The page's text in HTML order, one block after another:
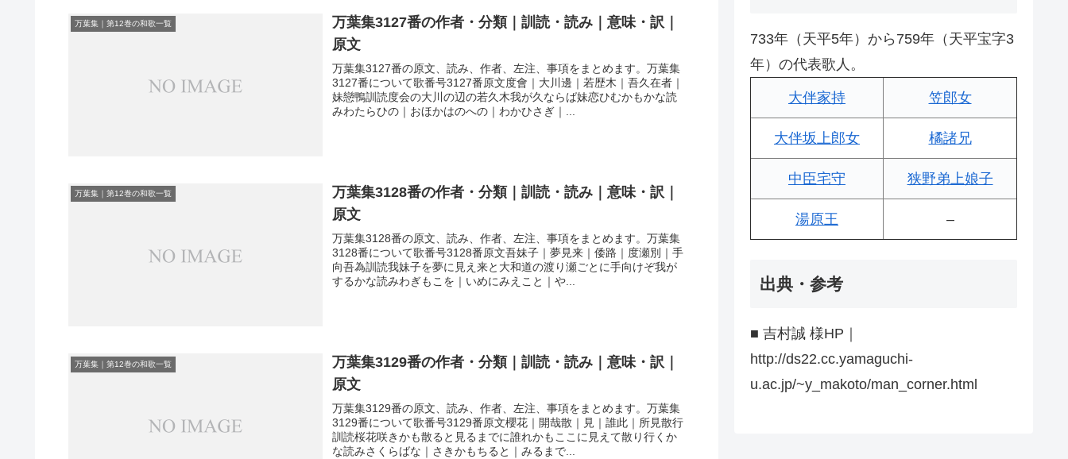
万葉集｜第12巻の和歌一覧
万葉集3127番の作者・分類｜訓読・読み｜意味・訳｜
原文
万葉集3127番の原文、読み、作者、左注、事項をまとめます。万葉集
3127番について歌番号3127番原文度會｜大川邊｜若歴木｜吾久在者｜
妹戀鴨訓読度会の大川の辺の若久木我が久ならば妹恋ひむかもかな読
みわたらひの｜おほかはのへの｜わかひさぎ｜...
万葉集｜第12巻の和歌一覧
万葉集3128番の作者・分類｜訓読・読み｜意味・訳｜
原文
万葉集3128番の原文、読み、作者、左注、事項をまとめます。万葉集
3128番について歌番号3128番原文吾妹子｜夢見来｜倭路｜度瀬別｜手
向吾為訓読我妹子を夢に見え来と大和道の渡り瀬ごとに手向けぞ我が
するかな読みわぎもこを｜いめにみえこと｜や...
万葉集｜第12巻の和歌一覧
万葉集3129番の作者・分類｜訓読・読み｜意味・訳｜
原文
万葉集3129番の原文、読み、作者、左注、事項をまとめます。万葉集
3129番について歌番号3129番原文櫻花｜開哉散｜見｜誰此｜所見散行
訓読桜花咲きかも散ると見るまでに誰れかもここに見えて散り行くか
な読みさくらばな｜さきかもちると｜みるまで...
733年（天平5年）から759年（天平宝字3
年）の代表歌人。
大伴家持 笠郎女
大伴坂上郎女 橘諸兄
中臣宅守 狭野弟上娘子
湯原王 –
出典・参考
■ 吉村誠 様HP｜
http://ds22.cc.yamaguchi-
u.ac.jp/~y_makoto/man_corner.html